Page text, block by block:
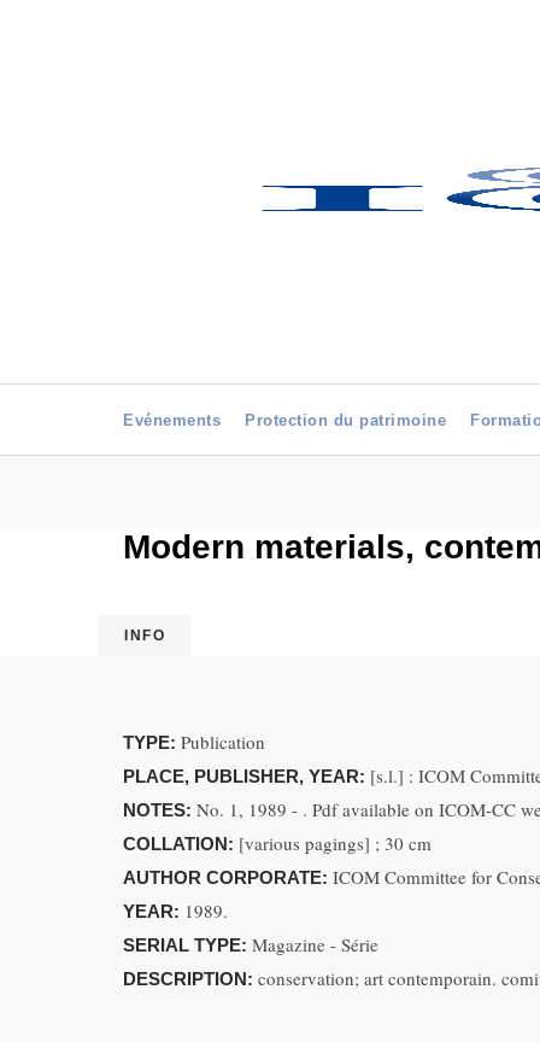
Evénements Protection du patrimoine
Modern materials,
INFO
TYPE: Publication
PLACE, PUBLISHER, YEAR: [s.l.] : ICOM
NOTES: No. 1, 1989 - . Pdf available on ICOM-CC
COLLATION: [various pagings] ; 30 cm
AUTHOR CORPORATE: ICOM Committee for
YEAR: 1989.
SERIAL TYPE: Magazine - Série
DESCRIPTION: conservation; art contemporain.